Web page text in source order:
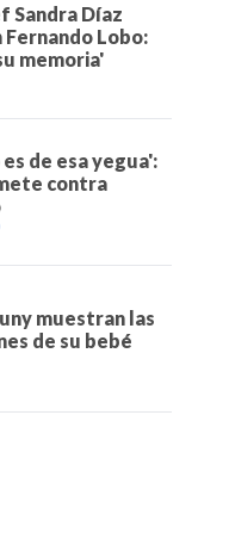
Sandra Díaz
Fernando Lobo:
memoria'
de esa yegua':
contra
muestran las
de su bebé